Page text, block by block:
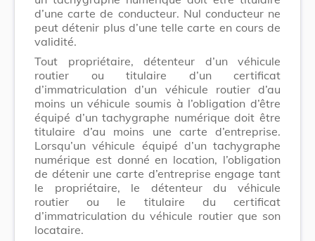
d’une carte de conducteur. Nul conducteur ne
peut détenir plus d’une telle carte en cours de
validité.
Tout propriétaire, détenteur d’un véhicule
routier ou titulaire d’un certificat
d’immatriculation d’un véhicule routier d’au
moins un véhicule soumis à l’obligation d’être
équipé d’un tachygraphe numérique doit être
titulaire d’au moins une carte d’entreprise.
Lorsqu’un véhicule équipé d’un tachygraphe
numérique est donné en location, l’obligation
de détenir une carte d’entreprise engage tant
le propriétaire, le détenteur du véhicule
routier ou le titulaire du certificat
d’immatriculation du véhicule routier que son
locataire.